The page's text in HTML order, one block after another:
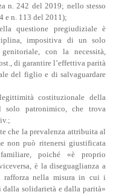
n. 242 del 2019; nello stesso
e n. 113 del 2011);
questione pregiudiziale è
impositiva di un solo
con la necessità,
di garantire l’effettiva parità
del figlio e di salvaguardare
costituzionale della
solo patronimico, che trova
che la prevalenza attribuita al
non può ritenersi giustificata
poiché «è proprio
è la diseguaglianza a
rafforza nella misura in cui i
solidarietà e dalla parità»